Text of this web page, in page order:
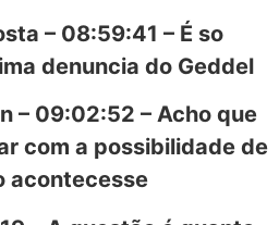
– 08:59:41 – É so
denuncia do Geddel
– 09:02:52 – Acho que
com a possibilidade de
acontecesse